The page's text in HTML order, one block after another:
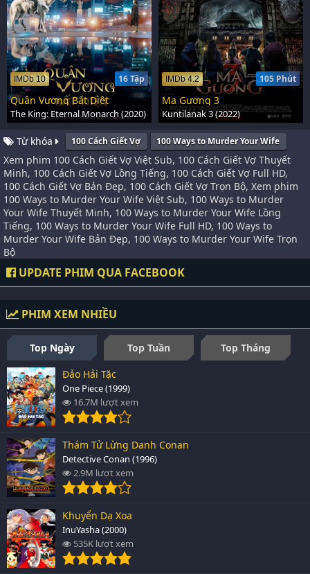
16 Tập
IMDb 10
Quân Vương Bất Diệt
The King: Eternal Monarch (2020)
105 Phút
IMDb 4.2
Ma Gương 3
Kuntilanak 3 (2022)
Từ khóa 100 Cách Giết Vợ 100 Ways to Murder Your Wife
Xem phim 100 Cách Giết Vợ Việt Sub, 100 Cách Giết Vợ Thuyết
Minh, 100 Cách Giết Vợ Lồng Tiếng, 100 Cách Giết Vợ Full HD,
100 Cách Giết Vợ Bản Đẹp, 100 Cách Giết Vợ Trọn Bộ, Xem phim
100 Ways to Murder Your Wife Việt Sub, 100 Ways to Murder
Your Wife Thuyết Minh, 100 Ways to Murder Your Wife Lồng
Tiếng, 100 Ways to Murder Your Wife Full HD, 100 Ways to
Murder Your Wife Bản Đẹp, 100 Ways to Murder Your Wife Trọn
Bộ
UPDATE PHIM QUA FACEBOOK
PHIM XEM NHIỀU
Top Ngày Top Tuần
Top Tháng
Đảo Hải Tặc
One Piece (1999)
16.7M lượt xem
Thám Tử Lừng Danh Conan
Detective Conan (1996)
2.9M lượt xem
Khuyển Dạ Xoa
InuYasha (2000)
535K lượt xem